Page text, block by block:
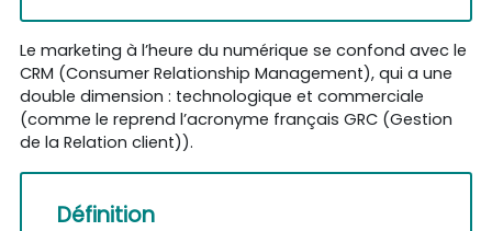
Le marketing à l’heure du numérique se confond avec le
CRM (Consumer Relationship Management), qui a une
double dimension : technologique et commerciale
(comme le reprend l’acronyme français GRC (Gestion
de la Relation client)).
Définition